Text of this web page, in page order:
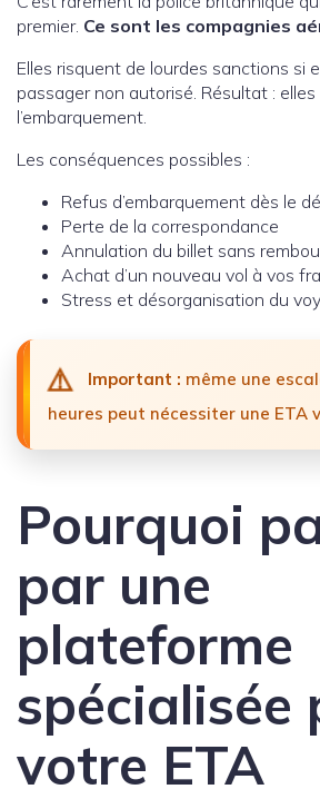
premier. Ce sont les compagnies
Elles risquent de lourdes sanctions si
passager non autorisé. Résultat :
l’embarquement.
Les conséquences possibles :
Refus d’embarquement dès le
Perte de la correspondance
Annulation du billet sans
Achat d’un nouveau vol à vos
Stress et désorganisation du
⚠️ Important : même une
heures peut nécessiter une ETA
Pourquoi
par une
plateforme
spécialisée
votre ETA